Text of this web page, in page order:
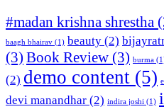
#madan krishna shrestha
baagh bhairav (1) beauty (2)
(3) Book Review (3) burma
(2) demo content (5)
devi manandhar (2) indira joshi (1)